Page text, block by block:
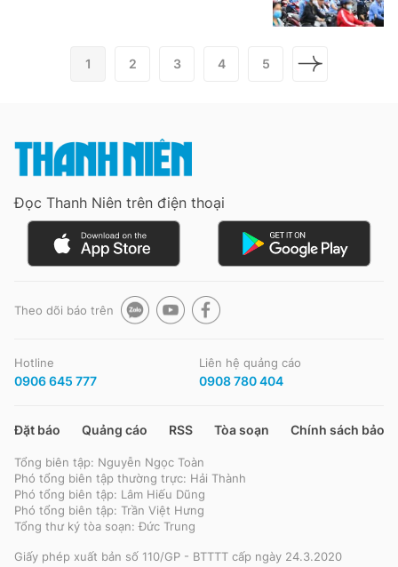
1 2 3 4 5
Đọc Thanh Niên trên điện thoại
Theo dõi báo trên
Hotline
0906 645 777
Liên hệ quảng cáo
0908 780 404
Đặt báo Quảng cáo RSS Tòa soạn Chính sách bảo
Tổng biên tập: Nguyễn Ngọc Toàn
Phó tổng biên tập thường trực: Hải Thành
Phó tổng biên tập: Lâm Hiếu Dũng
Phó tổng biên tập: Trần Việt Hưng
Tổng thư ký tòa soạn: Đức Trung
Giấy phép xuất bản số 110/GP - BTTTT cấp ngày 24.3.2020